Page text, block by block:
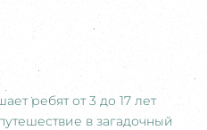
ребят от 3 до 17 лет
в загадочный